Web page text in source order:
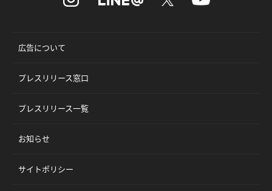
広告について
プレスリリース窓口
プレスリリース一覧
お知らせ
サイトポリシー